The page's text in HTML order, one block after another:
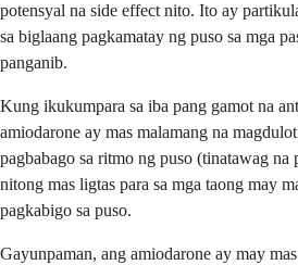
potensyal na side effect nito. Ito ay
sa biglaang pagkamatay ng puso sa mga
panganib.
Kung ikukumpara sa iba pang gamot na
amiodarone ay mas malamang na
pagbabago sa ritmo ng puso (tinatawag
nitong mas ligtas para sa mga taong may
pagkabigo sa puso.
Gayunpaman, ang amiodarone ay may